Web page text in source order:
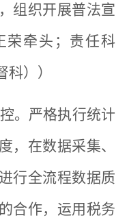
组织开展普法宣
荣牵头；责任科
））
。严格执行统计
，在数据采集、
行全流程数据质
合作，运用税务